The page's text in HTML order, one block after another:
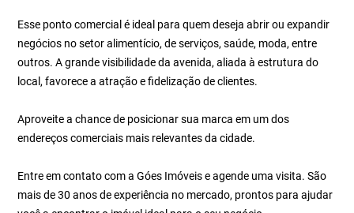
Esse ponto comercial é ideal para quem deseja abrir ou expandir
negócios no setor alimentício, de serviços, saúde, moda, entre
outros. A grande visibilidade da avenida, aliada à estrutura do
local, favorece a atração e fidelização de clientes.
Aproveite a chance de posicionar sua marca em um dos
endereços comerciais mais relevantes da cidade.
Entre em contato com a Góes Imóveis e agende uma visita. São
mais de 30 anos de experiência no mercado, prontos para ajudar